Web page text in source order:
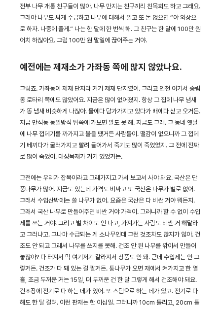
전부 나무 개통 친구들이 많아. 나무 만지는 친구끼리 친목회도 하고 그래요.
그래야 나무도 싸게 수급하고 나무에 대해서 알고 또 돈 없으면 “야 외상으
로 하자. 나중에 줄게.” 나는 한 달에 한 번씩 해. 그 친구는 한 달에 100만 원
어치 하잖아요. 그럼 100만 원 말일에 끊어주는 거야.
예전에는 제재소가 가좌동 쪽에 많지 않았나요.
그렇죠. 가좌동이 제재 단지라 거기 제재 단지였어. 그리고 인천 여기서 송림
동 로타리 쪽에도 많았어요. 지금은 많이 없어졌지. 항상 그 집에 나무 냄새
가 똥 냄새 비슷하게 나잖아. 물에다 담가가지고 있다가 배에다 싣고 오거든.
지금 만석동 동일방직 뒤쪽에 가보면 말도 못 해. 지금도 그래. 그 동네 옛날
에 나무 껍데기를 까가지고 불을 땠거든 사람들이. 땔감이 없으니까 그 껍데
기 베끼다가 굴러가지고 빨려 들어가서 죽기도 많이 죽었었지. 그 전에 진짜
로 많이 죽었어. 대성목재가 거기 있었거든.
그전에는 우리가 잡목이라고 그래가지고 가서 보고서 사야 돼요. 국산은 단
풍나무가 많어. 지금도 있는데 가격도 비싸고 또 국산은 나무가 별로 없어.
그래서 수입산밖에는 쓸 나무가 없어. 요즘은 국산은 다 비싼 거야 뭐든지.
그래서 국산 나무로 만들어주면 비싼 거야 가격이. 그러니까 할 수 없이 수입
제를 쓰는 거야. 그리고 별 차이도 안 나고, 가져가는 사람도 비싼 거 해달라
고 그러냐고. 그나마 수급되는 게 소나무인데 그런 것조차도 많지가 않아. 건
조도 안 되고 그래서 나무를 쓰지를 못해. 건조 안 된 나무를 깎아서 만들어
놓잖아? 다 터져서 막 여기저기 갈라져서 상품도 안 돼. 근데 수입제는 안 그
렇거든. 건조가 다 돼 있는 걸 팔거든. 통나무가 오면 재에서 켜가지고 한 열
흘, 조금 두꺼운 거는 15일, 더 두꺼운 건 한 달 그렇게 해서 건조해야 돼요.
건조장에 전기로 다 하는 데가 있어. 또 스팀으로 하는 데가 있고. 전기로 다
해도 한 달 걸려. 이런 판재는 한 이십일. 그러니까 10cm 틀리고, 20cm 틀